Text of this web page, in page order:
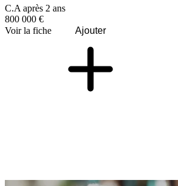
C.A après 2 ans
800 000 €
Voir la fiche
Ajouter